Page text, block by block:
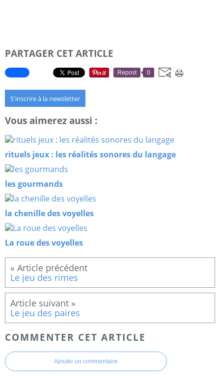
PARTAGER CET ARTICLE
Repost 0
S'inscrire à la newsletter
Vous aimerez aussi :
rituels jeux : les réalités sonores du langage
les gourmands
la chenille des voyelles
La roue des voyelles
Le jeu des rimes
Le jeu des paires
COMMENTER CET ARTICLE
Ajouter un commentaire